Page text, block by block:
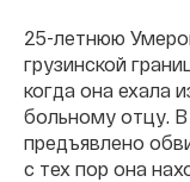
25-летнюю
грузинской
когда она ехала
больному отцу.
предъявлено
с тех пор она